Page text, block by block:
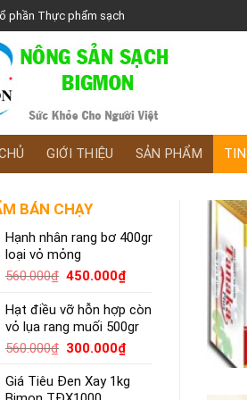
phần Thực phẩm sạch
GIỚI THIỆU SẢN PHẨM
BÁN CHẠY
Hạnh nhân rang bơ 400gr
loại vỏ mỏng
560.000₫ Giá
là:
560.000₫.
450.000₫Giá
tại
là:
450.000₫.
Hạt điều vỡ hỗn hợp còn
vỏ lụa rang muối 500gr
560.000₫ Giá
là:
300.000₫Giá
tại
Giá Tiêu Đen Xay 1kg